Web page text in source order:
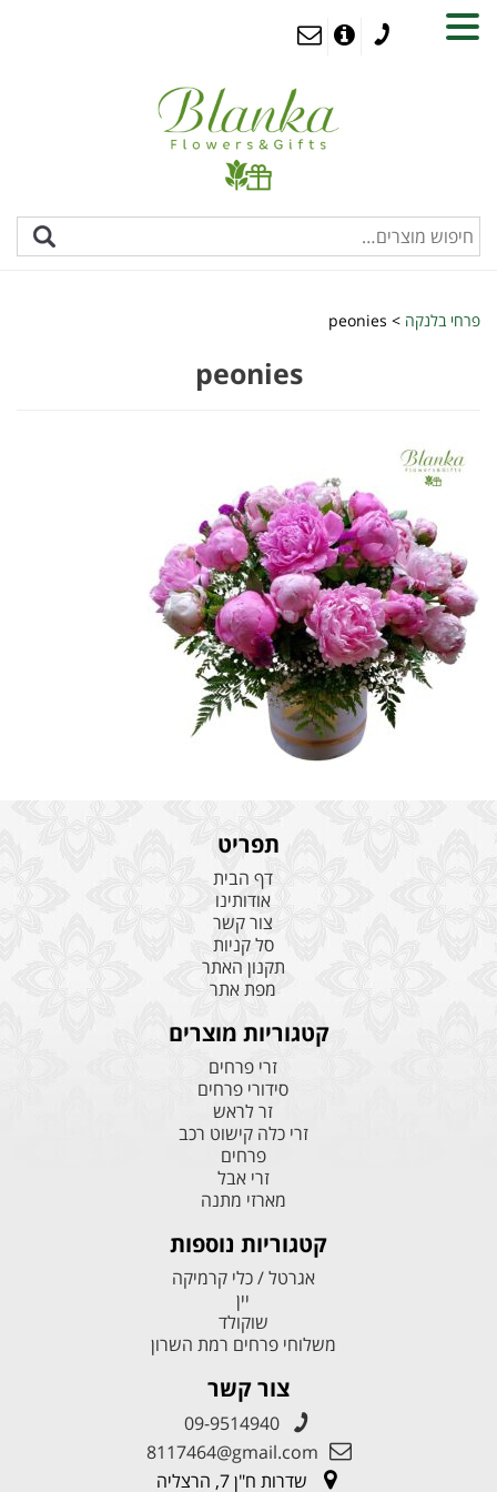
פרחי בלנקה >
peonies
peonies
תפריט
דף הבית
אודותינו
צור קשר
סל קניות
תקנון האתר
מפת אתר
קטגוריות מוצרים
זרי פרחים
סידורי פרחים
זר לראש
זרי כלה קישוט רכב
פרחים
זרי אבל
מארזי מתנה
קטגוריות נוספות
אגרטל / כלי קרמיקה
יין
שוקולד
משלוחי פרחים רמת השרון
צור קשר
09-9514940
8117464@gmail.com
שדרות ח"ן 7, הרצליה